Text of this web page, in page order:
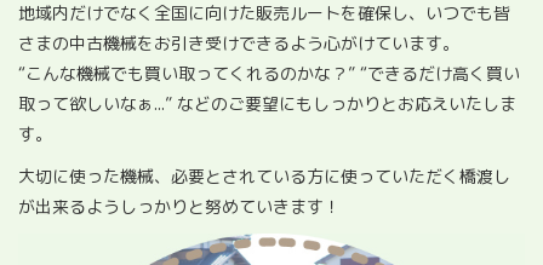
地域内だけでなく全国に向けた販売ルートを確保し、いつでも皆
さまの中古機械をお引き受けできるよう心がけています。
“こんな機械でも買い取ってくれるのかな？” “できるだけ高く買い
取って欲しいなぁ...” などのご要望にもしっかりとお応えいたしま
す。
大切に使った機械、必要とされている方に使っていただく橋渡し
が出来るようしっかりと努めていきます！